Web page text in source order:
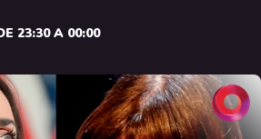
23:30 A 00:00